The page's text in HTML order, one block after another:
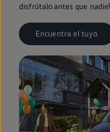
disfrútalo antes que nadie!
Encuentra el tuyo